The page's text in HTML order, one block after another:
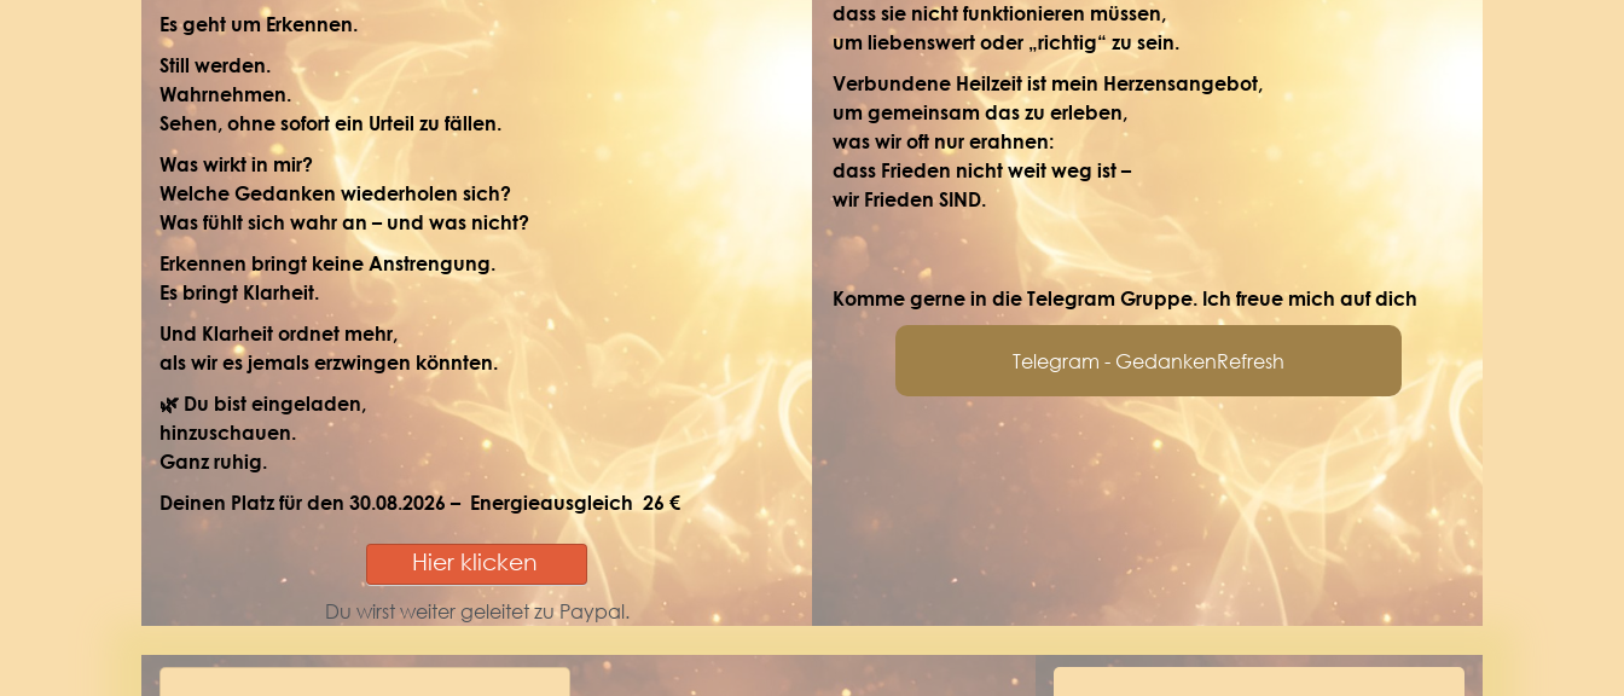
Es geht um Erkennen.
Still werden.
Wahrnehmen.
Sehen, ohne sofort ein Urteil zu fällen.
Was wirkt in mir?
Welche Gedanken wiederholen sich?
Was fühlt sich wahr an – und was nicht?
Erkennen bringt keine Anstrengung.
Es bringt Klarheit.
Und Klarheit ordnet mehr,
als wir es jemals erzwingen könnten.
🌿 Du bist eingeladen,
hinzuschauen.
Ganz ruhig.
Deinen Platz für den 30.08.2026 – Energieausgleich 26 €
Hier klicken
Du wirst weiter geleitet zu Paypal.
dass sie nicht funktionieren müssen,
um liebenswert oder „richtig“ zu sein.
Verbundene Heilzeit ist mein Herzensangebot,
um gemeinsam das zu erleben,
was wir oft nur erahnen:
dass Frieden nicht weit weg ist –
wir Frieden SIND.
Komme gerne in die Telegram Gruppe. Ich freue mich auf dich
Telegram - GedankenRefresh